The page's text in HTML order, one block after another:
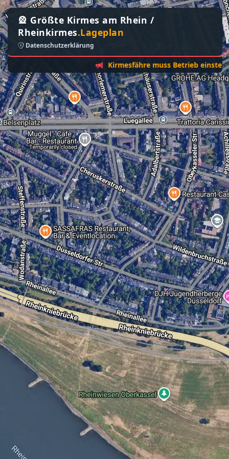
🎡 Größte Kirmes am Rhein /
Rheinkirmes.Lageplan
Datenschutzerklärung
Kirmesfähre muss Betrieb einstellen -